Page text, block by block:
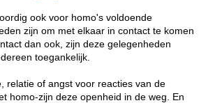
ook voor homo's voldoende
zijn om met elkaar in contact te komen
dan ook, zijn deze gelegenheden
toegankelijk.
relatie of angst voor reacties van de
homo-zijn deze openheid in de weg. En